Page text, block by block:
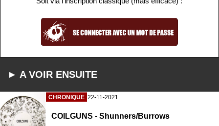
► A VOIR ENSUITE
CHRONIQUE 22-11-2021
COILGUNS - Shunners/Burrows